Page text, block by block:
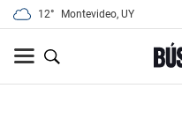
12° Montevideo, UY